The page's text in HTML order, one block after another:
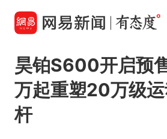
昊铂S600开启预
万起重塑20万级
杆